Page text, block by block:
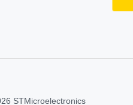
STMicroelectronics